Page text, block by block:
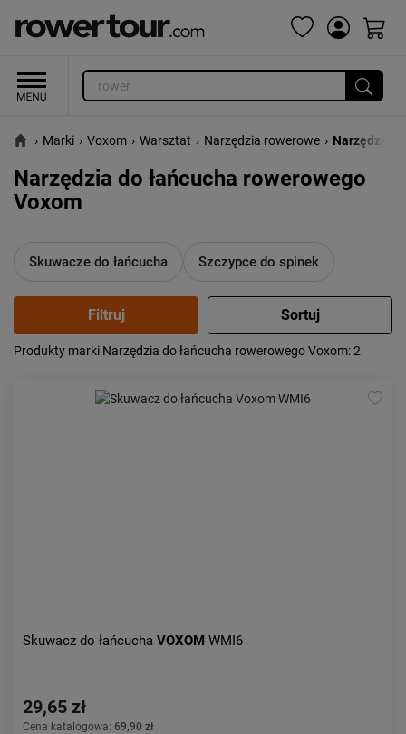
› Marki › Voxom › Warsztat › Narzędzia rowerowe › Narzędzia
Narzędzia do łańcucha rowerowego
Voxom
Skuwacze do łańcucha Szczypce do spinek
Popularność:
największa
od najwyższej
Produkty marki Narzędzia do łańcucha rowerowego Voxom: 2
Skuwacz do łańcucha VOXOM WMI6
29,65 zł
Cena katalogowa: 69,90 zł